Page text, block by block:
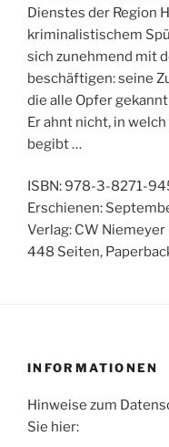
Dienstes der Region
kriminalistischem
sich zunehmend mit
beschäftigen: seine
die alle Opfer
Er ahnt nicht, in
begibt …
ISBN: 978-3-8271-
Erschienen:
Verlag: CW
448 Seiten,
INFORMATIONEN
Hinweise zum
Sie hier: